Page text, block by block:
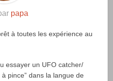
papa
à toutes les expérience au
essayer un UFO catcher/
pince” dans la langue de